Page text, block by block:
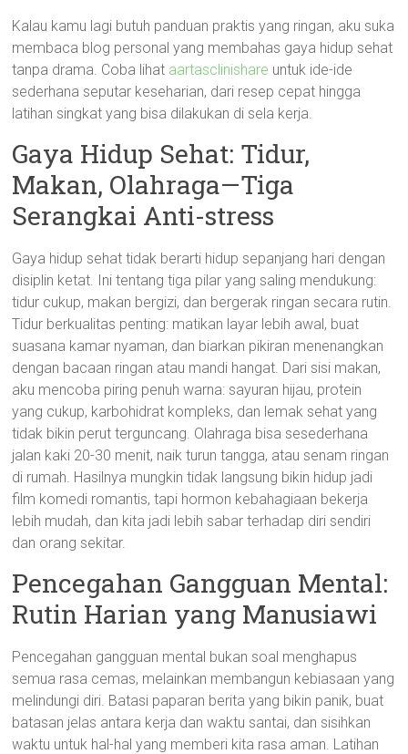
Kalau kamu lagi butuh panduan praktis yang ringan, aku suka
membaca blog personal yang membahas gaya hidup sehat
tanpa drama. Coba lihat aartasclinishare untuk ide-ide
sederhana seputar keseharian, dari resep cepat hingga
latihan singkat yang bisa dilakukan di sela kerja.
Gaya Hidup Sehat: Tidur,
Makan, Olahraga—Tiga
Serangkai Anti-stress
Gaya hidup sehat tidak berarti hidup sepanjang hari dengan
disiplin ketat. Ini tentang tiga pilar yang saling mendukung:
tidur cukup, makan bergizi, dan bergerak ringan secara rutin.
Tidur berkualitas penting: matikan layar lebih awal, buat
suasana kamar nyaman, dan biarkan pikiran menenangkan
dengan bacaan ringan atau mandi hangat. Dari sisi makan,
aku mencoba piring penuh warna: sayuran hijau, protein
yang cukup, karbohidrat kompleks, dan lemak sehat yang
tidak bikin perut terguncang. Olahraga bisa sesederhana
jalan kaki 20-30 menit, naik turun tangga, atau senam ringan
di rumah. Hasilnya mungkin tidak langsung bikin hidup jadi
film komedi romantis, tapi hormon kebahagiaan bekerja
lebih mudah, dan kita jadi lebih sabar terhadap diri sendiri
dan orang sekitar.
Pencegahan Gangguan Mental:
Rutin Harian yang Manusiawi
Pencegahan gangguan mental bukan soal menghapus
semua rasa cemas, melainkan membangun kebiasaan yang
melindungi diri. Batasi paparan berita yang bikin panik, buat
batasan jelas antara kerja dan waktu santai, dan sisihkan
waktu untuk hal-hal yang memberi kita rasa aman. Latihan